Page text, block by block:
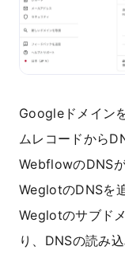
Googleドメイン
ムレコードから
WebflowのDNS
WeglotのDNSを
Weglotのサブド
り、DNSの読み